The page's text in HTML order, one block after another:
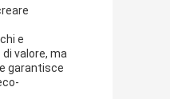
e
valore, ma
garantisce